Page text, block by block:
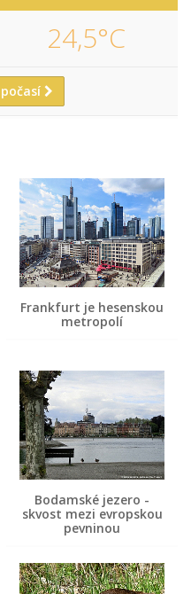
24,5°C
Frankfurt je hesenskou
metropolí
Bodamské jezero -
skvost mezi evropskou
pevninou